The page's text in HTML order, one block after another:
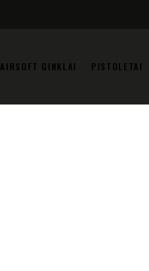
AIRSOFT GINKLAI PISTOLETAI